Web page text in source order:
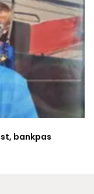
bankpas